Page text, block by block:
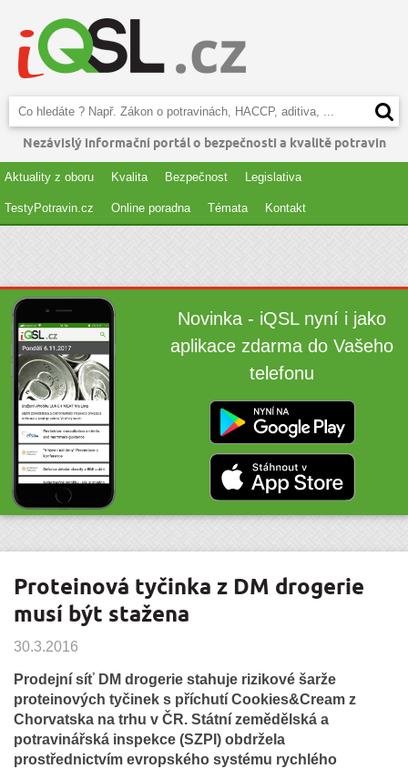
Nezávislý informační portál o bezpečnosti a kvalitě potravin
Aktuality z oboru Kvalita Bezpečnost Legislativa
TestyPotravin.cz Online poradna Témata Kontakt
Novinka - iQSL nyní i jako
aplikace zdarma do Vašeho
telefonu
Proteinová tyčinka z DM drogerie
musí být stažena
30.3.2016
Prodejní síť DM drogerie stahuje rizikové šarže
proteinových tyčinek s příchutí Cookies&Cream z
Chorvatska na trhu v ČR. Státní zemědělská a
potravinářská inspekce (SZPI) obdržela
prostřednictvím evropského systému rychlého